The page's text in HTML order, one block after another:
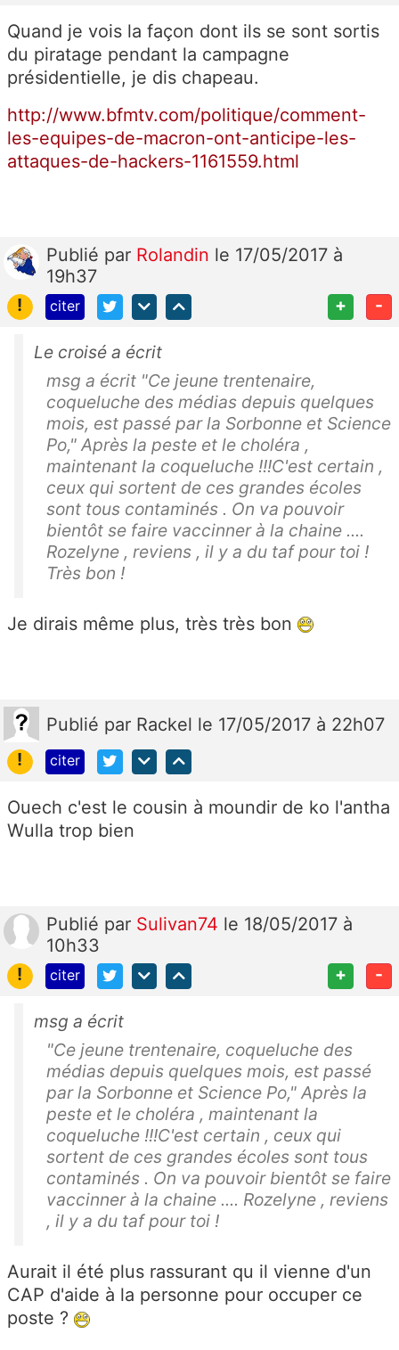
Quand je vois la façon dont ils se sont sortis
du piratage pendant la campagne
présidentielle, je dis chapeau.
http://www.bfmtv.com/politique/comment-
les-equipes-de-macron-ont-anticipe-les-
attaques-de-hackers-1161559.html
Publié par Rolandin le 17/05/2017 à
19h37
!
citer + -
Le croisé a écrit
msg a écrit "Ce jeune trentenaire,
coqueluche des médias depuis quelques
mois, est passé par la Sorbonne et Science
Po," Après la peste et le choléra ,
maintenant la coqueluche !!!C'est certain ,
ceux qui sortent de ces grandes écoles
sont tous contaminés . On va pouvoir
bientôt se faire vaccinner à la chaine ....
Rozelyne , reviens , il y a du taf pour toi !
Très bon !
Je dirais même plus, très très bon
Publié par Rackel le 17/05/2017 à 22h07
!
citer
Ouech c'est le cousin à moundir de ko l'antha
Wulla trop bien
Publié par Sulivan74 le 18/05/2017 à
10h33
!
citer + -
msg a écrit
"Ce jeune trentenaire, coqueluche des
médias depuis quelques mois, est passé
par la Sorbonne et Science Po," Après la
peste et le choléra , maintenant la
coqueluche !!!C'est certain , ceux qui
sortent de ces grandes écoles sont tous
contaminés . On va pouvoir bientôt se faire
vaccinner à la chaine .... Rozelyne , reviens
, il y a du taf pour toi !
Aurait il été plus rassurant qu il vienne d'un
CAP d'aide à la personne pour occuper ce
poste ?